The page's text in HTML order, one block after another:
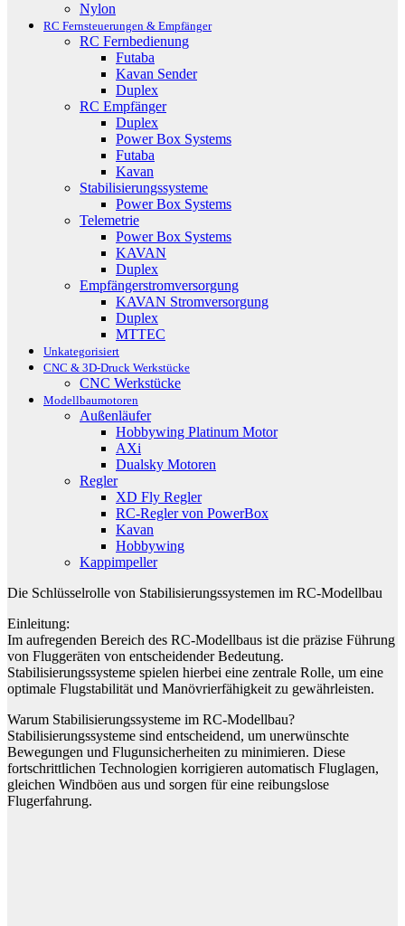
Nylon
RC Fernsteuerungen & Empfänger
RC Fernbedienung
Futaba
Kavan Sender
Duplex
RC Empfänger
Duplex
Power Box Systems
Futaba
Kavan
Stabilisierungssysteme
Power Box Systems
Telemetrie
Power Box Systems
KAVAN
Duplex
Empfängerstromversorgung
KAVAN Stromversorgung
Duplex
MTTEC
Unkategorisiert
CNC & 3D-Druck Werkstücke
CNC Werkstücke
Modellbaumotoren
Außenläufer
Hobbywing Platinum Motor
AXi
Dualsky Motoren
Regler
XD Fly Regler
RC-Regler von PowerBox
Kavan
Hobbywing
Kappimpeller
Die Schlüsselrolle von Stabilisierungssystemen im RC-Modellbau
Einleitung:
Im aufregenden Bereich des RC-Modellbaus ist die präzise Führung
von Fluggeräten von entscheidender Bedeutung.
Stabilisierungssysteme spielen hierbei eine zentrale Rolle, um eine
optimale Flugstabilität und Manövrierfähigkeit zu gewährleisten.
Warum Stabilisierungssysteme im RC-Modellbau?
Stabilisierungssysteme sind entscheidend, um unerwünschte
Bewegungen und Flugunsicherheiten zu minimieren. Diese
fortschrittlichen Technologien korrigieren automatisch Fluglagen,
gleichen Windböen aus und sorgen für eine reibungslose
Flugerfahrung.